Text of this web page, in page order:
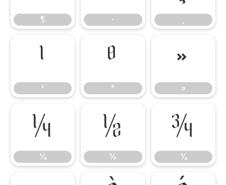
¶ ·
¹
¹
º
º
»
»
¼
¼
½
½
¾
¾